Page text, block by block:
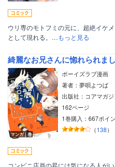
ウリ専のモトフミの元に、超絶イケ
として現れる。…もっと見る
綺麗なお兄さんに惚れられまし
マンガ｜巻
ボーイズラブ漫画
著者：夢唄よつば
出版社：コアマガジ
162ページ
1巻購入：667ポイ
（138）